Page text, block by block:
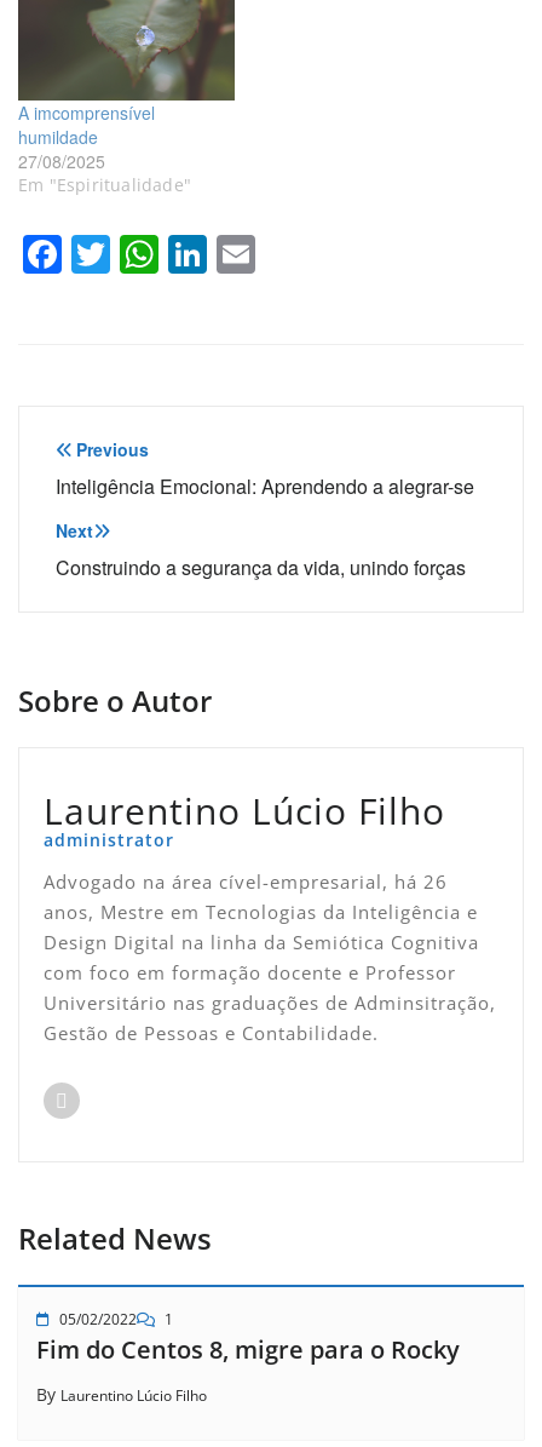
A imcomprensível
humildade
27/08/2025
Em "Espiritualidade"
Facebook
Twitter
WhatsApp
LinkedIn
Navegação
de
Post
Previous
Inteligência Emocional: Aprendendo a alegrar-se
Next
Construindo a segurança da vida, unindo forças
Sobre o Autor
Laurentino Lúcio Filho
administrator
Advogado na área cível-empresarial, há 26
anos, Mestre em Tecnologias da Inteligência e
Design Digital na linha da Semiótica Cognitiva
com foco em formação docente e Professor
Universitário nas graduações de Adminsitração,
Gestão de Pessoas e Contabilidade.
Related News
05/02/2022 1
Fim do Centos 8, migre para o Rocky
By Laurentino Lúcio Filho